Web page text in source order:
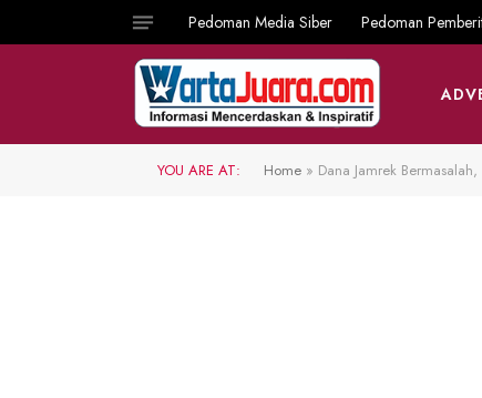
Pedoman Media Siber Pedoman
YOU ARE AT: Home » Dana Jamrek